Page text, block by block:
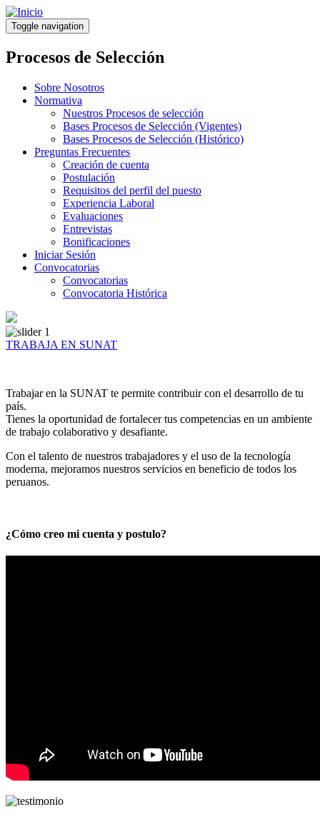
Pasar
al
contenido
principal
Toggle navigation
Procesos de Selección
Sobre Nosotros
Normativa
Nuestros Procesos de selección
Bases Procesos de Selección (Vigentes)
Bases Procesos de Selección (Histórico)
Preguntas Frecuentes
Creación de cuenta
Postulación
Requisitos del perfil del puesto
Experiencia Laboral
Evaluaciones
Entrevistas
Bonificaciones
Iniciar Sesión
Convocatorias
Convocatorias
Convocatoria Histórica
TRABAJA EN SUNAT
Trabajar en la SUNAT te permite contribuir con el desarrollo de tu
país.
Tienes la oportunidad de fortalecer tus competencias en un ambiente
de trabajo colaborativo y desafiante.
Con el talento de nuestros trabajadores y el uso de la tecnología
moderna, mejoramos nuestros servicios en beneficio de todos los
peruanos.
¿Cómo creo mi cuenta y postulo?